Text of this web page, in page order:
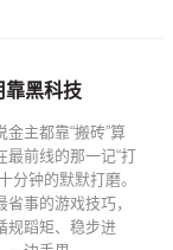
靠黑科技
主都靠“搬砖”算
最前线的那一记“打
分钟的默默打磨。
事的游戏技巧，
规蹈矩、稳步进